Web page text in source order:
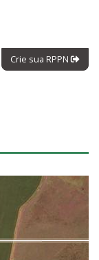
Crie sua RPPN